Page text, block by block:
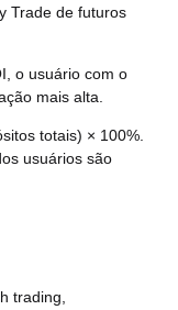
Trade de futuros
o usuário com o
mais alta.
totais) × 100%.
usuários são
trading,